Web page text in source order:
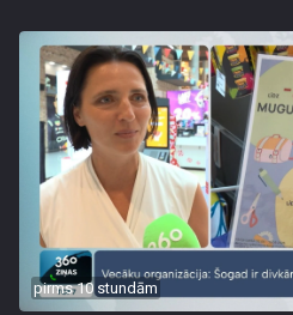
pirms 10 stundām